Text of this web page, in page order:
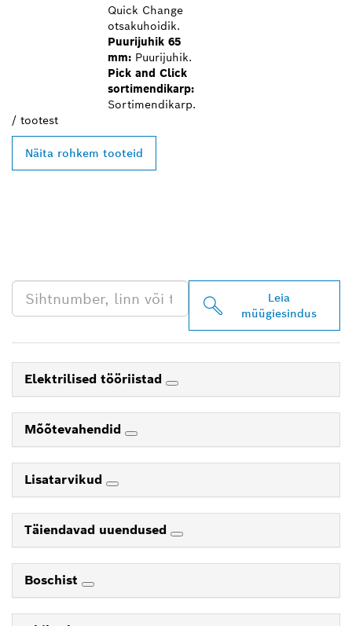
Quick Change
otsakuhoidik.
Puurijuhik 65
mm: Puurijuhik.
Pick and Click
sortimendikarp:
Sortimendikarp.
/ tootest
Näita rohkem tooteid
Leia
müügiesindus
Elektrilised tööriistad
Mõõtevahendid
Lisatarvikud
Täiendavad uuendused
Boschist